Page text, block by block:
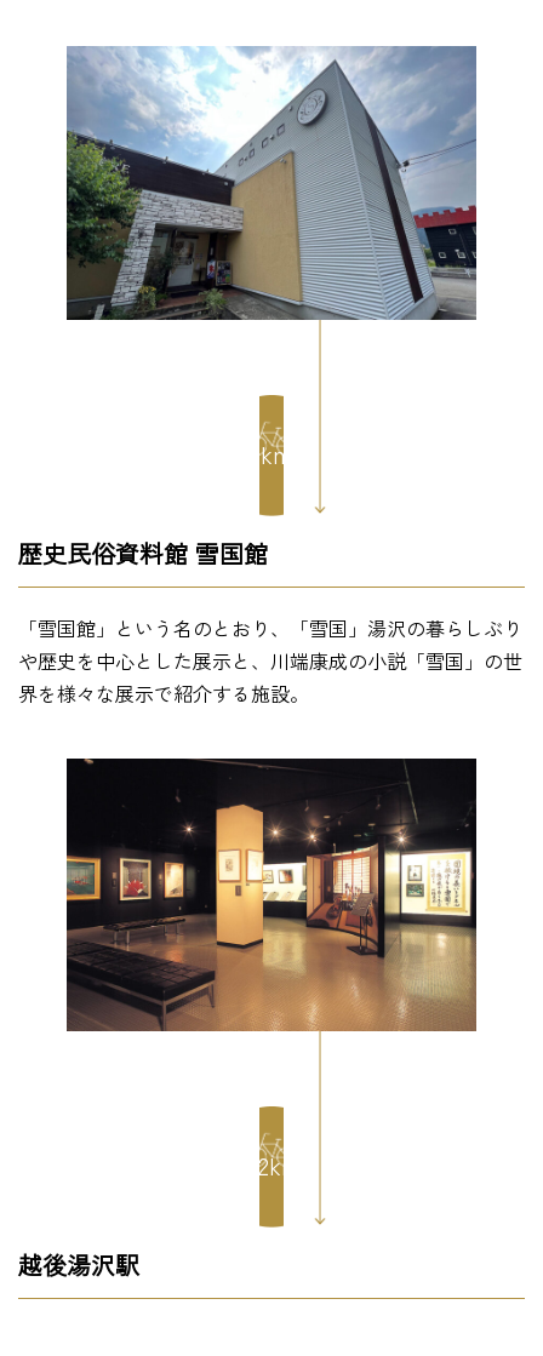
1km
歴史民俗資料館 雪国館
「雪国館」という名のとおり、「雪国」湯沢の暮らしぶり
や歴史を中心とした展示と、川端康成の小説「雪国」の世
界を様々な展示で紹介する施設。
0.2km
越後湯沢駅